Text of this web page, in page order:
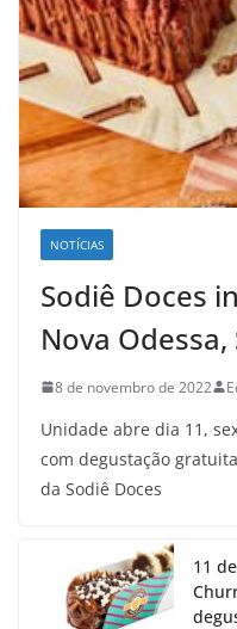
NOTÍCIAS
Sodiê Doces
Nova Odessa,
8 de novembro de 2022
Unidade abre dia 11,
com degustação
da Sodiê Doces
11